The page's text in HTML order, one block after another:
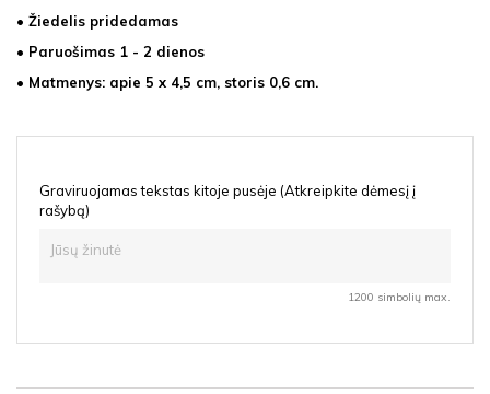
• Žiedelis pridedamas
• Paruošimas 1 - 2 dienos
• Matmenys: apie 5 x 4,5 cm, storis 0,6 cm.
Graviruojamas tekstas kitoje pusėje (Atkreipkite dėmesį į
rašybą)
1200 simbolių max.